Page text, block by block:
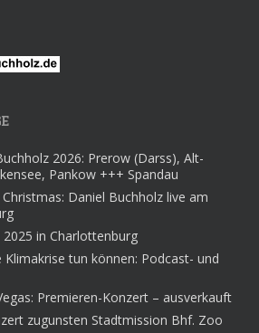
2026: Prerow (Darss), Alt-
Pankow +++ Spandau
Daniel Buchholz live am
in Charlottenburg
Klimakrise tun können: Podcast- und
Premieren-Konzert – ausverkauft
zugunsten Stadtmission Bhf. Zoo